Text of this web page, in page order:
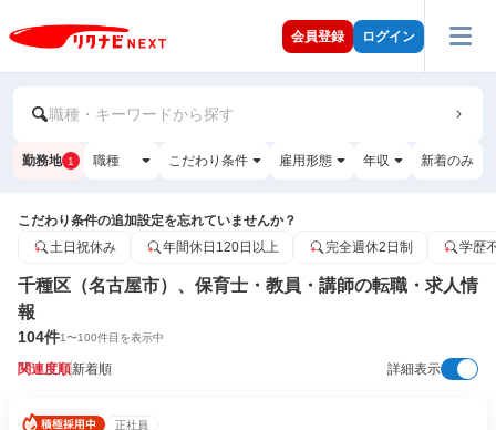
会員登録 ログイン
職種・キーワードから探す
勤務地 1 職種 こだわり条件 雇用形態 年収 新着のみ
こだわり条件の追加設定を忘れていませんか？
土日祝休み
年間休日120日以上 完全週休2日制 学歴
千種区（名古屋市）、保育士・教員・講師の転職・求人情
報
104件1〜100件目を表示中
関連度順新着順 詳細表示
正社員